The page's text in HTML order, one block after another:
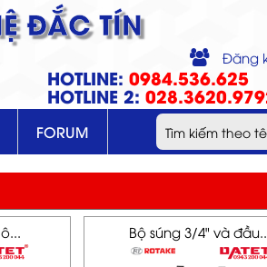
ĐẮC TÍN
Đăng
HOTLINE: 0984.536.625
HOTLINE 2:
FORUM
Bộ súng 3/4" và